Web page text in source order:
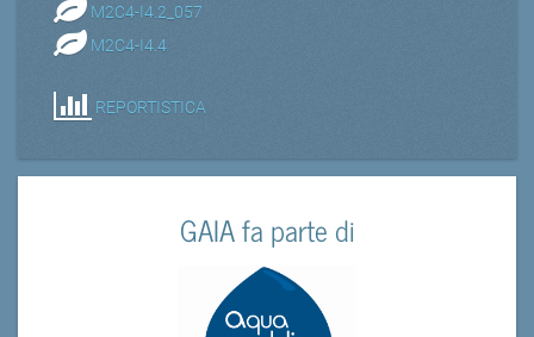
M2C4-I4.2_057
M2C4-I4.4
REPORTISTICA
GAIA fa parte di